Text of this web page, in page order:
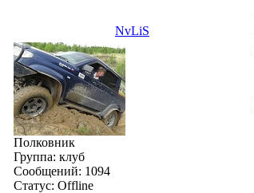
NvLiS
Полковник
Группа: клуб
Сообщений: 1094
Статус: Offline